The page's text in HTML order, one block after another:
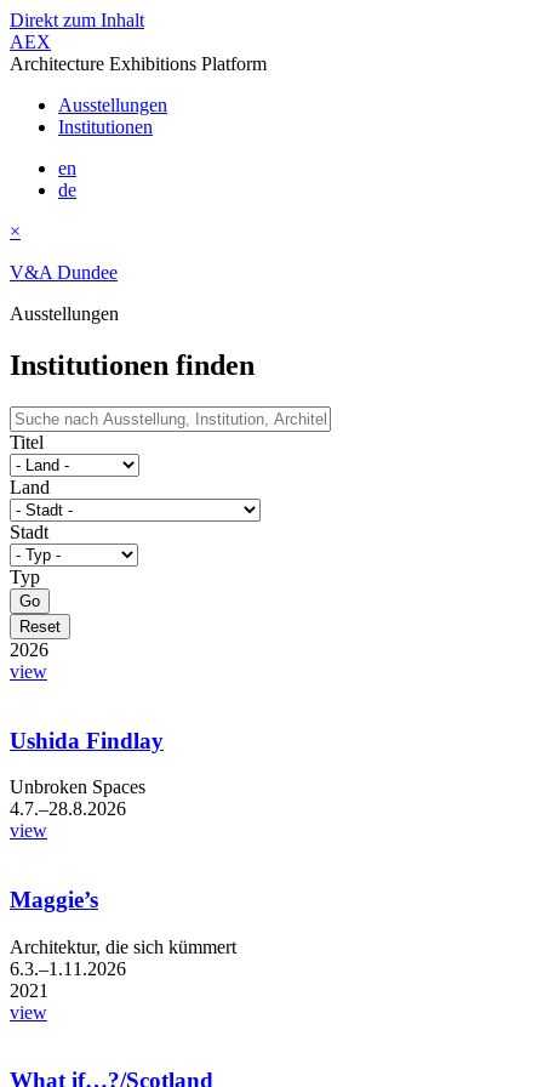
Direkt zum Inhalt
AEX
Architecture Exhibitions Platform
Ausstellungen
Institutionen
en
de
×
V&A Dundee
Ausstellungen
Institutionen finden
Titel
Land
Stadt
Typ
2026
view
Ushida Findlay
Unbroken Spaces
4.7.–28.8.2026
view
Maggie’s
Architektur, die sich kümmert
6.3.–1.11.2026
2021
view
What if…?/Scotland